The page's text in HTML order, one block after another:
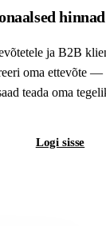
hinnad
ja B2B
oma ettevõte —
teada oma
Logi sisse